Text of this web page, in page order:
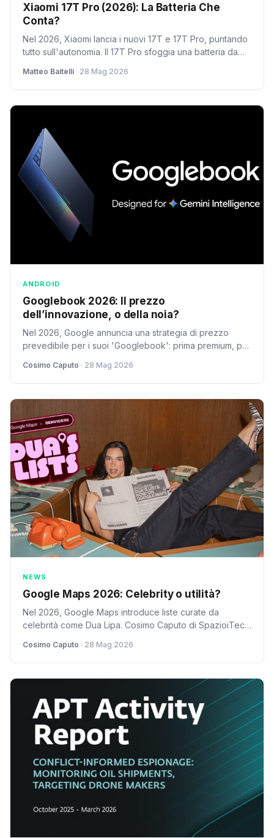
Xiaomi 17T Pro (2026): La Batteria Che
Conta?
Nel 2026, Xiaomi lancia i nuovi 17T e 17T Pro, puntando
tutto sull'autonomia. Il 17T Pro sfoggia una batteria da
internazionale, promettendo fino a due giorni di utilizzo.
Una mossa audace che privilegia la durata rispetto ad
altre specifiche, rispondendo a un'esigenza reale degli
Matteo Baitelli · 28 Mag 2026
ANDROID
Googlebook 2026: Il prezzo
dell’innovazione, o della noia?
Nel 2026, Google annuncia una strategia di prezzo
prevedibile per i suoi 'Googlebook': prima premium, poi
audacia e l'ennesima riproposizione di un copione di
mercato scontato, mettendo in discussione il vero
significato di innovazione in un settore saturo.
Cosimo Caputo · 28 Mag 2026
NEWS
Google Maps 2026: Celebrity o utilità?
Nel 2026, Google Maps introduce liste curate da
celebrità come Dua Lipa. Cosimo Caputo di SpazioiTech
Cosimo Caputo · 28 Mag 2026